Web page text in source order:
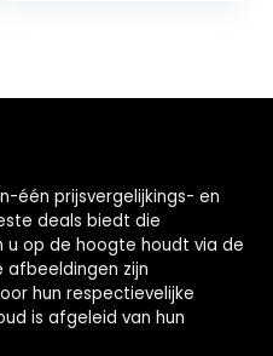
één prijsvergelijkings- en
deals biedt die
u op de hoogte houdt via de
zijn
hun respectievelijke
is afgeleid van hun